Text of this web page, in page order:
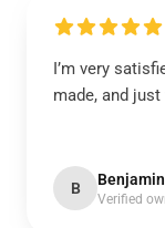
I’m very
made, and
B Benjamin
Verified